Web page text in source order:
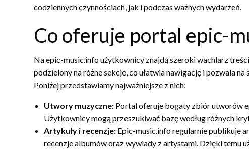
codziennych czynnościach, jak i podczas ważnych wydarzeń.
Co oferuje portal epic-
Na epic-music.info użytkownicy znajdą szeroki wachlarz
podzielony na różne sekcje, co ułatwia nawigację i pozwala
Poniżej przedstawiamy najważniejsze z nich:
Utwory muzyczne: Portal oferuje bogaty zbiór utworów
Użytkownicy mogą przeszukiwać bazę według różnych
Artykuły i recenzje: Epic-music.info regularnie publikuje
recenzje albumów oraz wywiady z artystami. Dzięki temu